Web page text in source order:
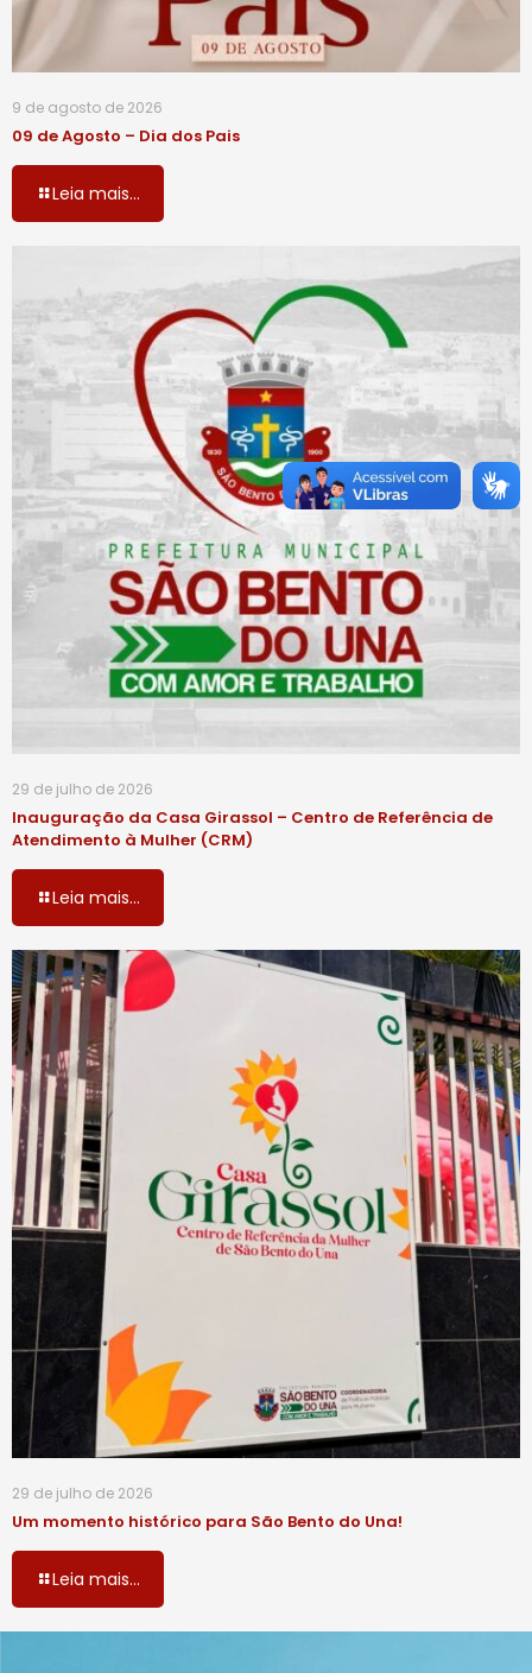
9 de agosto de 2026
09 de Agosto – Dia dos Pais
Leia mais...
29 de julho de 2026
Inauguração da Casa Girassol – Centro de Referência de
Atendimento à Mulher (CRM)
Leia mais...
29 de julho de 2026
Um momento histórico para São Bento do Una!
Leia mais...